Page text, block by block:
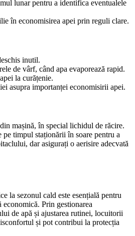
lunar pentru a identifica eventualele
în economisirea apei prin reguli clare.
inutil.
de vârf, când apa evaporează rapid.
la curățenie.
asupra importanței economisirii apei.
mașină, în special lichidul de răcire.
pe timpul staționării în soare pentru a
dar asigurați o aerisire adecvată
la sezonul cald este esențială pentru
Prin gestionarea
de apă și ajustarea rutinei, locuitorii
și pot contribui la protecția